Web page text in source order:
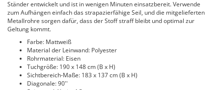
Ständer entwickelt und ist in wenigen Minuten einsatzbereit. Verwende
zum Aufhängen einfach das strapazierfähige Seil, und die mitgelieferten
Metallrohre sorgen dafür, dass der Stoff straff bleibt und optimal zur
Geltung kommt.
Farbe: Mattweiß
Material der Leinwand: Polyester
Rohrmaterial: Eisen
Tuchgröße: 190 x 148 cm (B x H)
Sichtbereich-Maße: 183 x 137 cm (B x H)
Diagonale: 90''